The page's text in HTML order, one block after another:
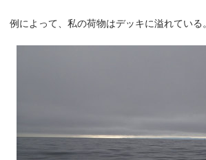
例によって、私の荷物はデッキに溢れている。